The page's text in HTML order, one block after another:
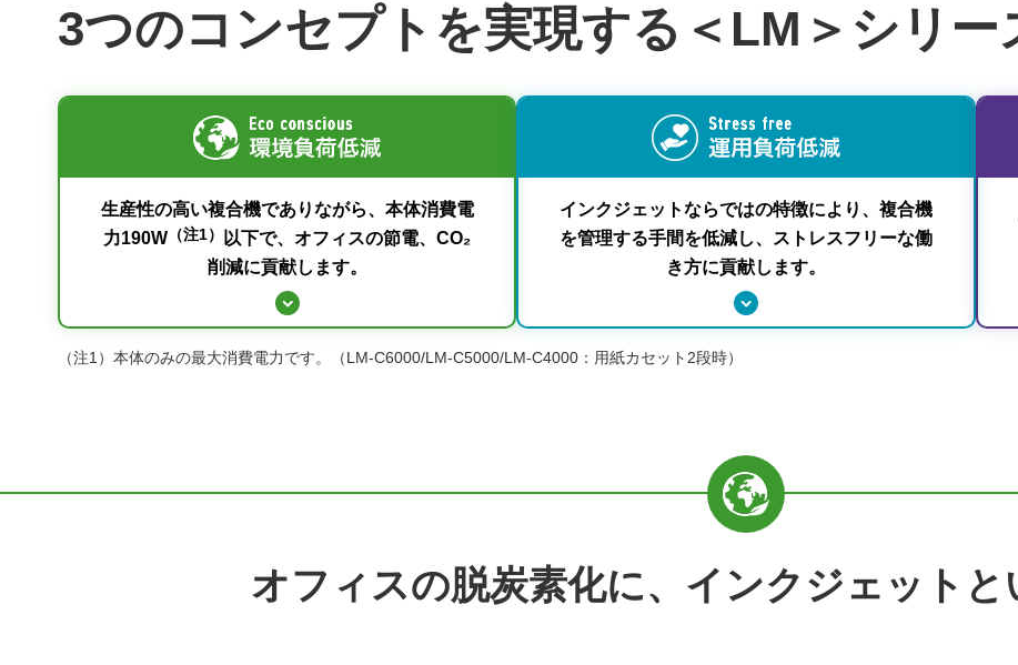
3つのコンセプトを実現する＜LM＞シリー
生産性の高い複合機でありながら、本体消費電
力190W （注1）
以下で、オフィスの節電、CO₂
削減に貢献します。
インクジェットならではの特徴により、複合機
を管理する手間を低減し、ストレスフリーな働
き方に貢献します。
（注1） 本体のみの最大消費電力です。（LM-C6000/LM-C5000/LM-C4000：用紙カセット2段時）
オフィスの脱炭素化に、インクジェットと